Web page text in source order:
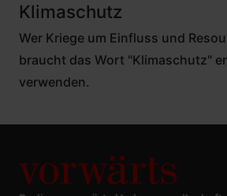
Klimaschutz
Wer Kriege um Einfluss und
braucht das Wort "Klimaschutz"
verwenden.